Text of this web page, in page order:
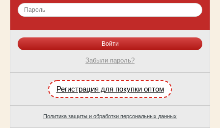
Забыли пароль?
Регистрация для покупки оптом
Политика защиты и обработки персональных данных